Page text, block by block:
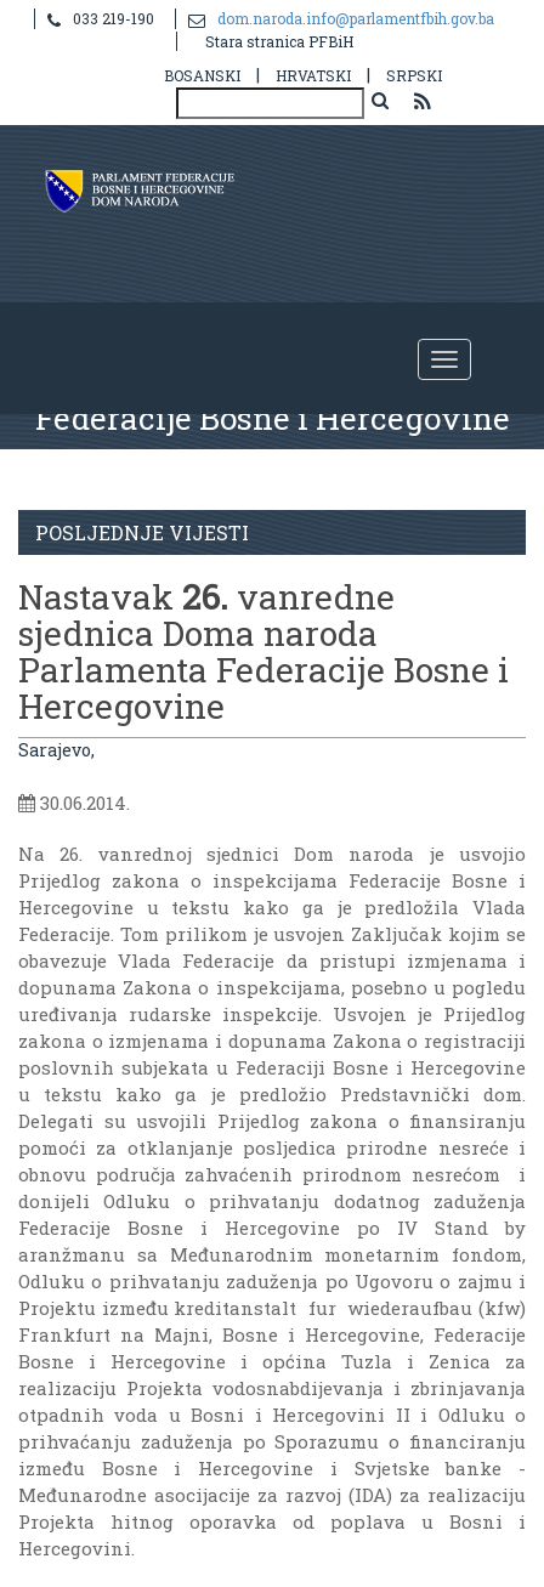
033 219-190
dom.naroda.info@parlamentfbih.gov.ba
Stara stranica PFBiH
BOSANSKI
| HRVATSKI | SRPSKI
Doma naroda Parlamenta
Federacije Bosne i Hercegovine
POSLJEDNJE VIJESTI
Nastavak 26. vanredne
sjednica Doma naroda
Parlamenta Federacije Bosne i
Hercegovine
Sarajevo,
30.06.2014.
Na 26. vanrednoj sjednici Dom naroda je usvojio
Prijedlog zakona o inspekcijama Federacije Bosne i
Hercegovine u tekstu kako ga je predložila Vlada
Federacije. Tom prilikom je usvojen Zaključak kojim se
obavezuje Vlada Federacije da pristupi izmjenama i
dopunama Zakona o inspekcijama, posebno u pogledu
uređivanja rudarske inspekcije. Usvojen je Prijedlog
zakona o izmjenama i dopunama Zakona o registraciji
poslovnih subjekata u Federaciji Bosne i Hercegovine
u tekstu kako ga je predložio Predstavnički dom.
Delegati su usvojili Prijedlog zakona o finansiranju
pomoći za otklanjanje posljedica prirodne nesreće i
obnovu područja zahvaćenih prirodnom nesrećom i
donijeli Odluku o prihvatanju dodatnog zaduženja
Federacije Bosne i Hercegovine po IV Stand by
aranžmanu sa Međunarodnim monetarnim fondom,
Odluku o prihvatanju zaduženja po Ugovoru o zajmu i
Projektu između kreditanstalt fur wiederaufbau (kfw)
Frankfurt na Majni, Bosne i Hercegovine, Federacije
Bosne i Hercegovine i općina Tuzla i Zenica za
realizaciju Projekta vodosnabdijevanja i zbrinjavanja
otpadnih voda u Bosni i Hercegovini II i Odluku o
prihvaćanju zaduženja po Sporazumu o financiranju
između Bosne i Hercegovine i Svjetske banke -
Međunarodne asocijacije za razvoj (IDA) za realizaciju
Projekta hitnog oporavka od poplava u Bosni i
Hercegovini.